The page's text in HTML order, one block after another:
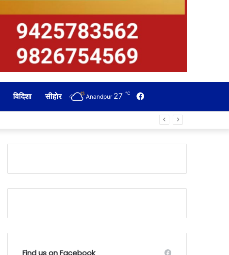
विदिशा सीहोर Facebook
Anandpur 27 ℃
Find us on Facebook